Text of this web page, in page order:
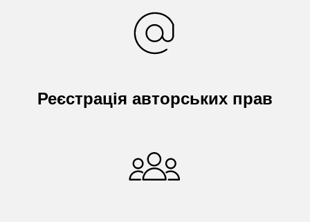
Реєстрація авторських прав